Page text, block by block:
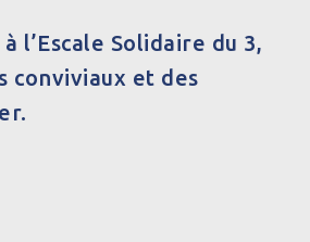
l’Escale Solidaire du 3,
conviviaux et des